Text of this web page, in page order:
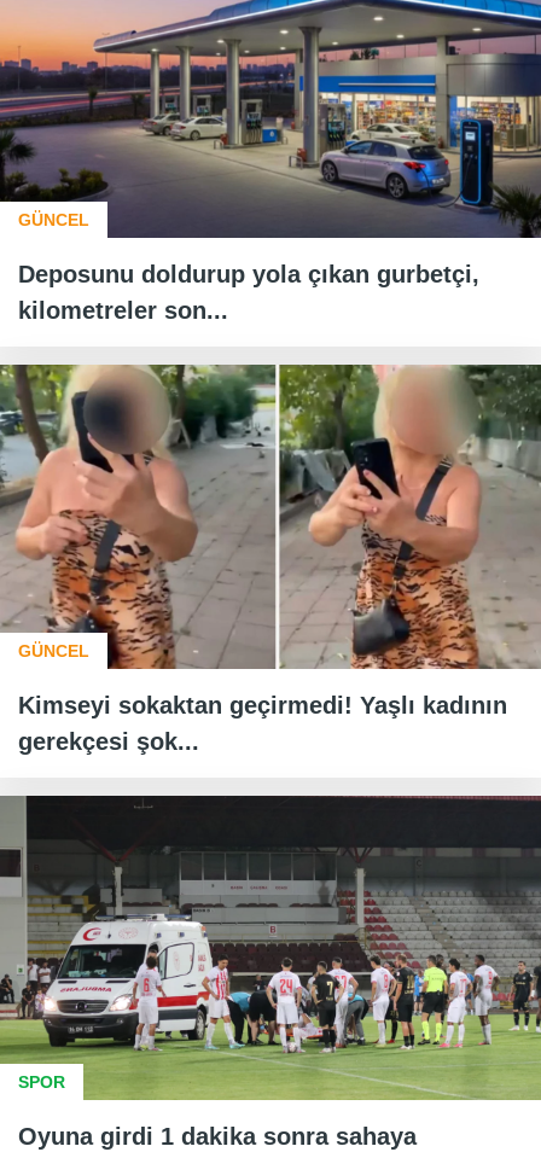
GÜNCEL
Deposunu doldurup yola çıkan gurbetçi,
kilometreler son...
GÜNCEL
Kimseyi sokaktan geçirmedi! Yaşlı kadının
gerekçesi şok...
SPOR
Oyuna girdi 1 dakika sonra sahaya